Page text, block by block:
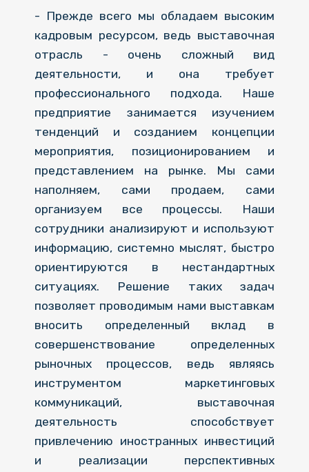
- Прежде всего мы обладаем высоким
кадровым ресурсом, ведь выставочная
отрасль - очень сложный вид
деятельности, и она требует
профессионального подхода. Наше
предприятие занимается изучением
тенденций и созданием концепции
мероприятия, позиционированием и
представлением на рынке. Мы сами
наполняем, сами продаем, сами
организуем все процессы. Наши
сотрудники анализируют и используют
информацию, системно мыслят, быстро
ориентируются в нестандартных
ситуациях. Решение таких задач
позволяет проводимым нами выставкам
вносить определенный вклад в
совершенствование определенных
рыночных процессов, ведь являясь
инструментом маркетинговых
коммуникаций, выставочная
деятельность способствует
привлечению иностранных инвестиций
и реализации перспективных